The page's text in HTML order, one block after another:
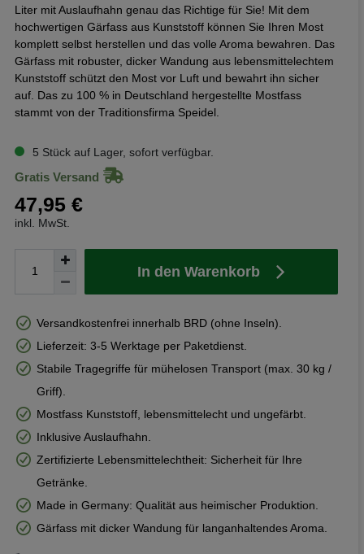
Liter mit Auslaufhahn genau das Richtige für Sie! Mit dem
hochwertigen Gärfass aus Kunststoff können Sie Ihren Most
komplett selbst herstellen und das volle Aroma bewahren. Das
Gärfass mit robuster, dicker Wandung aus lebensmittelechtem
Kunststoff schützt den Most vor Luft und bewahrt ihn sicher
auf. Das zu 100 % in Deutschland hergestellte Mostfass
stammt von der Traditionsfirma Speidel.
5 Stück auf Lager, sofort verfügbar.
Gratis Versand
47,95 €
inkl. MwSt.
In den Warenkorb
Versandkostenfrei innerhalb BRD (ohne Inseln).
Lieferzeit: 3-5 Werktage per Paketdienst.
Stabile Tragegriffe für mühelosen Transport (max. 30 kg /
Griff).
Mostfass Kunststoff, lebensmittelecht und ungefärbt.
Inklusive Auslaufhahn.
Zertifizierte Lebensmittelechtheit: Sicherheit für Ihre
Getränke.
Made in Germany: Qualität aus heimischer Produktion.
Gärfass mit dicker Wandung für langanhaltendes Aroma.